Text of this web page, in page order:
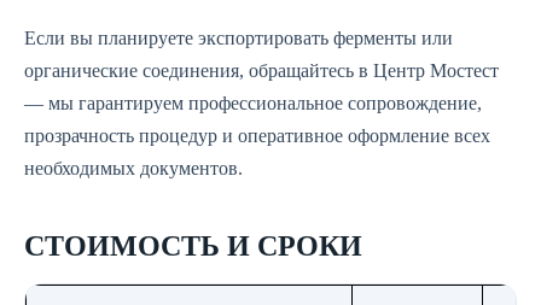
Если вы планируете экспортировать ферменты или
органические соединения, обращайтесь в Центр Мостест
— мы гарантируем профессиональное сопровождение,
прозрачность процедур и оперативное оформление всех
необходимых документов.
СТОИМОСТЬ И СРОКИ